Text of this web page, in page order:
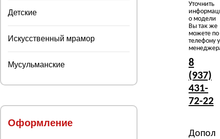
Детские
Искусственный мрамор
Мусульманские
Оформление
Уточнить
о модели
Вы так же
можете по
телефону у
8
(937)
431-
72-22
Допол